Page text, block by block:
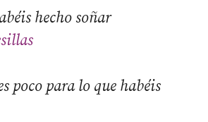
hecho soñar
poco para lo que habéis